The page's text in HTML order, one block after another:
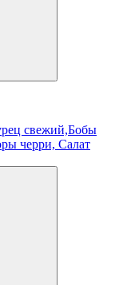
свежий,Бобы
черри, Салат